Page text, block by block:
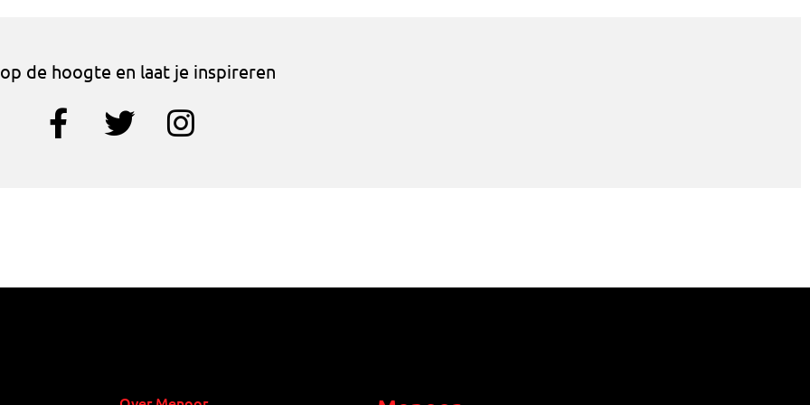
de hoogte en laat je inspireren